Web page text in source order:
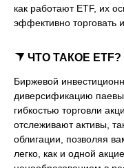
как работают ETF, их
эффективно торговать
ЧТО ТАКОЕ ETF?
Биржевой
диверсификацию
гибкостью торговли
отслеживают активы,
облигации, позволяя
легко, как и одной